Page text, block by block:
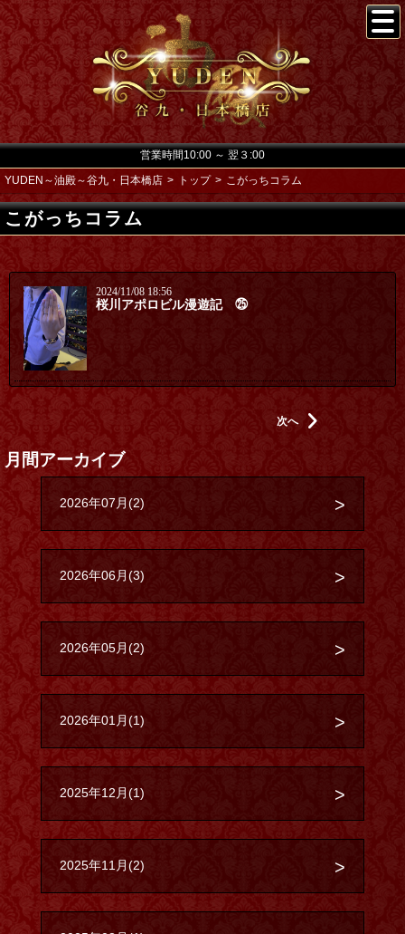
営業時間10:00 ～ 翌３:00
YUDEN～油殿～谷九・日本橋店
トップ こがっちコラム
こがっちコラム
2024/11/08 18:56
桜川アポロビル漫遊記 ㉕
次へ
月間アーカイブ
2026年07月(2)
2026年06月(3)
2026年05月(2)
2026年01月(1)
2025年12月(1)
2025年11月(2)